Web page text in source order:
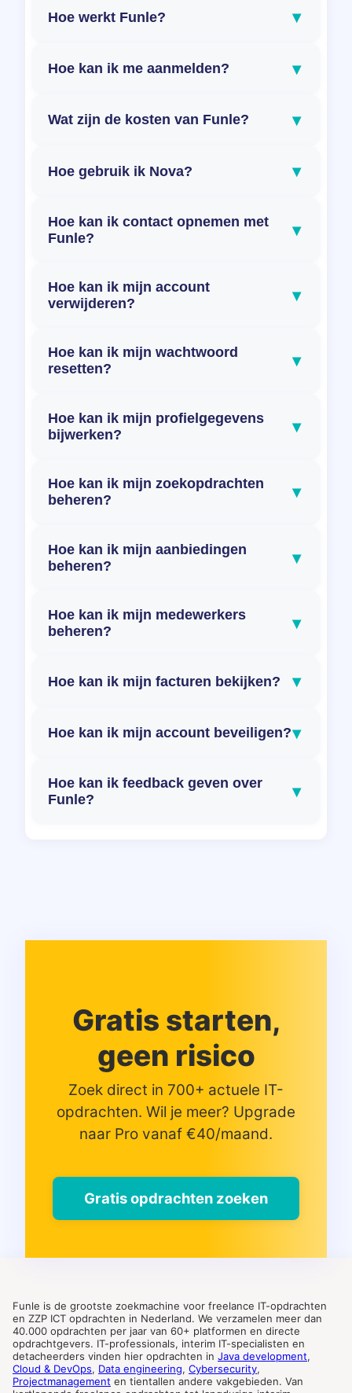
Hoe werkt Funle? ▾
Hoe kan ik me aanmelden? ▾
Wat zijn de kosten van Funle? ▾
Hoe gebruik ik Nova? ▾
Hoe kan ik contact opnemen met
Funle?
▾
Hoe kan ik mijn account
verwijderen?
▾
Hoe kan ik mijn wachtwoord
resetten?
▾
Hoe kan ik mijn profielgegevens
bijwerken?
▾
Hoe kan ik mijn zoekopdrachten
beheren?
▾
Hoe kan ik mijn aanbiedingen
beheren?
▾
Hoe kan ik mijn medewerkers
beheren?
▾
Hoe kan ik mijn facturen bekijken? ▾
Hoe kan ik mijn account beveiligen?▾
Hoe kan ik feedback geven over
Funle?
▾
Gratis starten,
geen risico
Zoek direct in 700+ actuele IT-
opdrachten. Wil je meer? Upgrade
naar Pro vanaf €40/maand.
Gratis opdrachten zoeken
Funle is de grootste zoekmachine voor freelance IT-opdrachten
en ZZP ICT opdrachten in Nederland. We verzamelen meer dan
40.000 opdrachten per jaar van 60+ platformen en directe
opdrachtgevers. IT-professionals, interim IT-specialisten en
detacheerders vinden hier opdrachten in Java development,
Cloud & DevOps, Data engineering, Cybersecurity,
Projectmanagement en tientallen andere vakgebieden. Van